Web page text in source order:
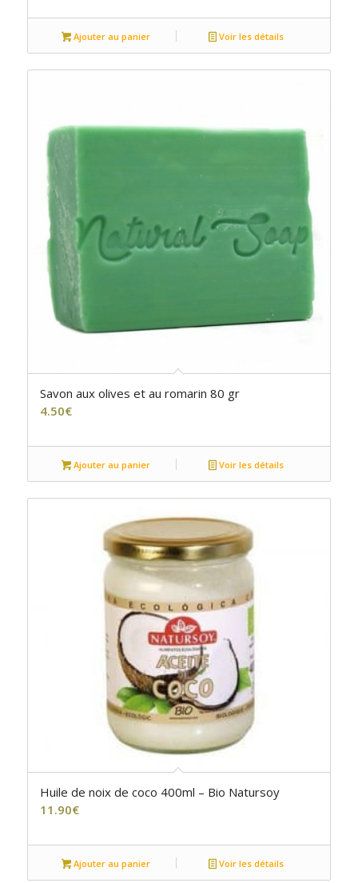
Ajouter au panier Voir les détails
Savon aux olives et au romarin 80 gr
4.50€
Ajouter au panier Voir les détails
Huile de noix de coco 400ml – Bio Natursoy
11.90€
Ajouter au panier Voir les détails